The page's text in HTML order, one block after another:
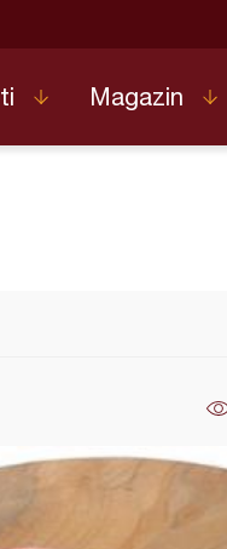
Magazin